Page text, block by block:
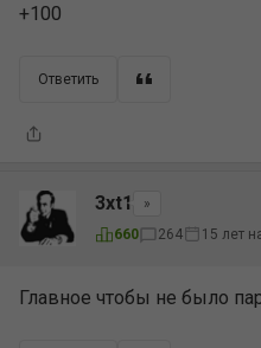
+100
Ответить
3xt1
»
660
264 15 лет
Главное чтобы не было